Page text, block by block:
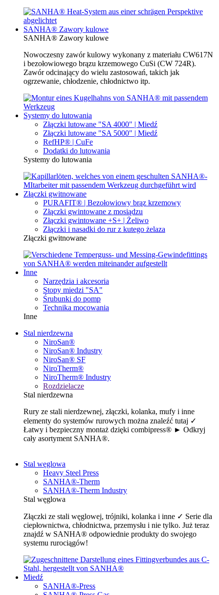
SANHA® Zawory kulowe
SANHA® Zawory kulowe
Nowoczesny zawór kulowy wykonany z materiału CW617N
i bezołowiowego brązu krzemowego CuSi (CW 724R).
Zawór odcinający do wielu zastosowań, takich jak
ogrzewanie, chłodzenie, chłodnictwo itp.
Systemy do lutowania
Złączki lutowane "SA 4000" | Miedź
Złączki lutowane "SA 5000" | Miedź
RefHP® | CuFe
Dodatki do lutowania
Systemy do lutowania
Złączki gwitnowane
PURAFIT® | Bezołowiowy brąz krzemowy
Złączki gwintowane z mosiądzu
Złączki gwintowane +S+ | Żeliwo
Złączki i nasadki do rur z kutego żelaza
Złączki gwitnowane
Inne
Narzędzia i akcesoria
Stopy miedzi "SA"
Śrubunki do pomp
Technika mocowania
Inne
Stal nierdzewna
NiroSan®
NiroSan® Industry
NiroSan® SF
NiroTherm®
NiroTherm® Industry
Rozdzielacze
Stal nierdzewna
Rury ze stali nierdzewnej, złączki, kolanka, mufy i inne
elementy do systemów rurowych można znaleźć tutaj ✓
Łatwy i bezpieczny montaż dzięki combipress® ► Odkryj
cały asortyment SANHA®.
Stal węglowa
Heavy Steel Press
SANHA®-Therm
SANHA®-Therm Industry
Stal węglowa
Złączki ze stali węglowej, trójniki, kolanka i inne ✓ Serie dla
ciepłownictwa, chłodnictwa, przemysłu i nie tylko. Już teraz
znajdź w SANHA® odpowiednie produkty do swojego
systemu rurociągów!
Miedź
SANHA®-Press